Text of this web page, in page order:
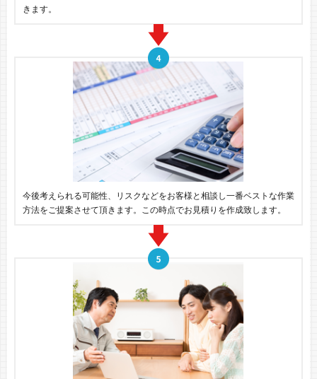
きます。
今後考えられる可能性、リスクなどをお客様と相談し一番ベストな作業
方法をご提案させて頂きます。この時点でお見積りを作成致します。